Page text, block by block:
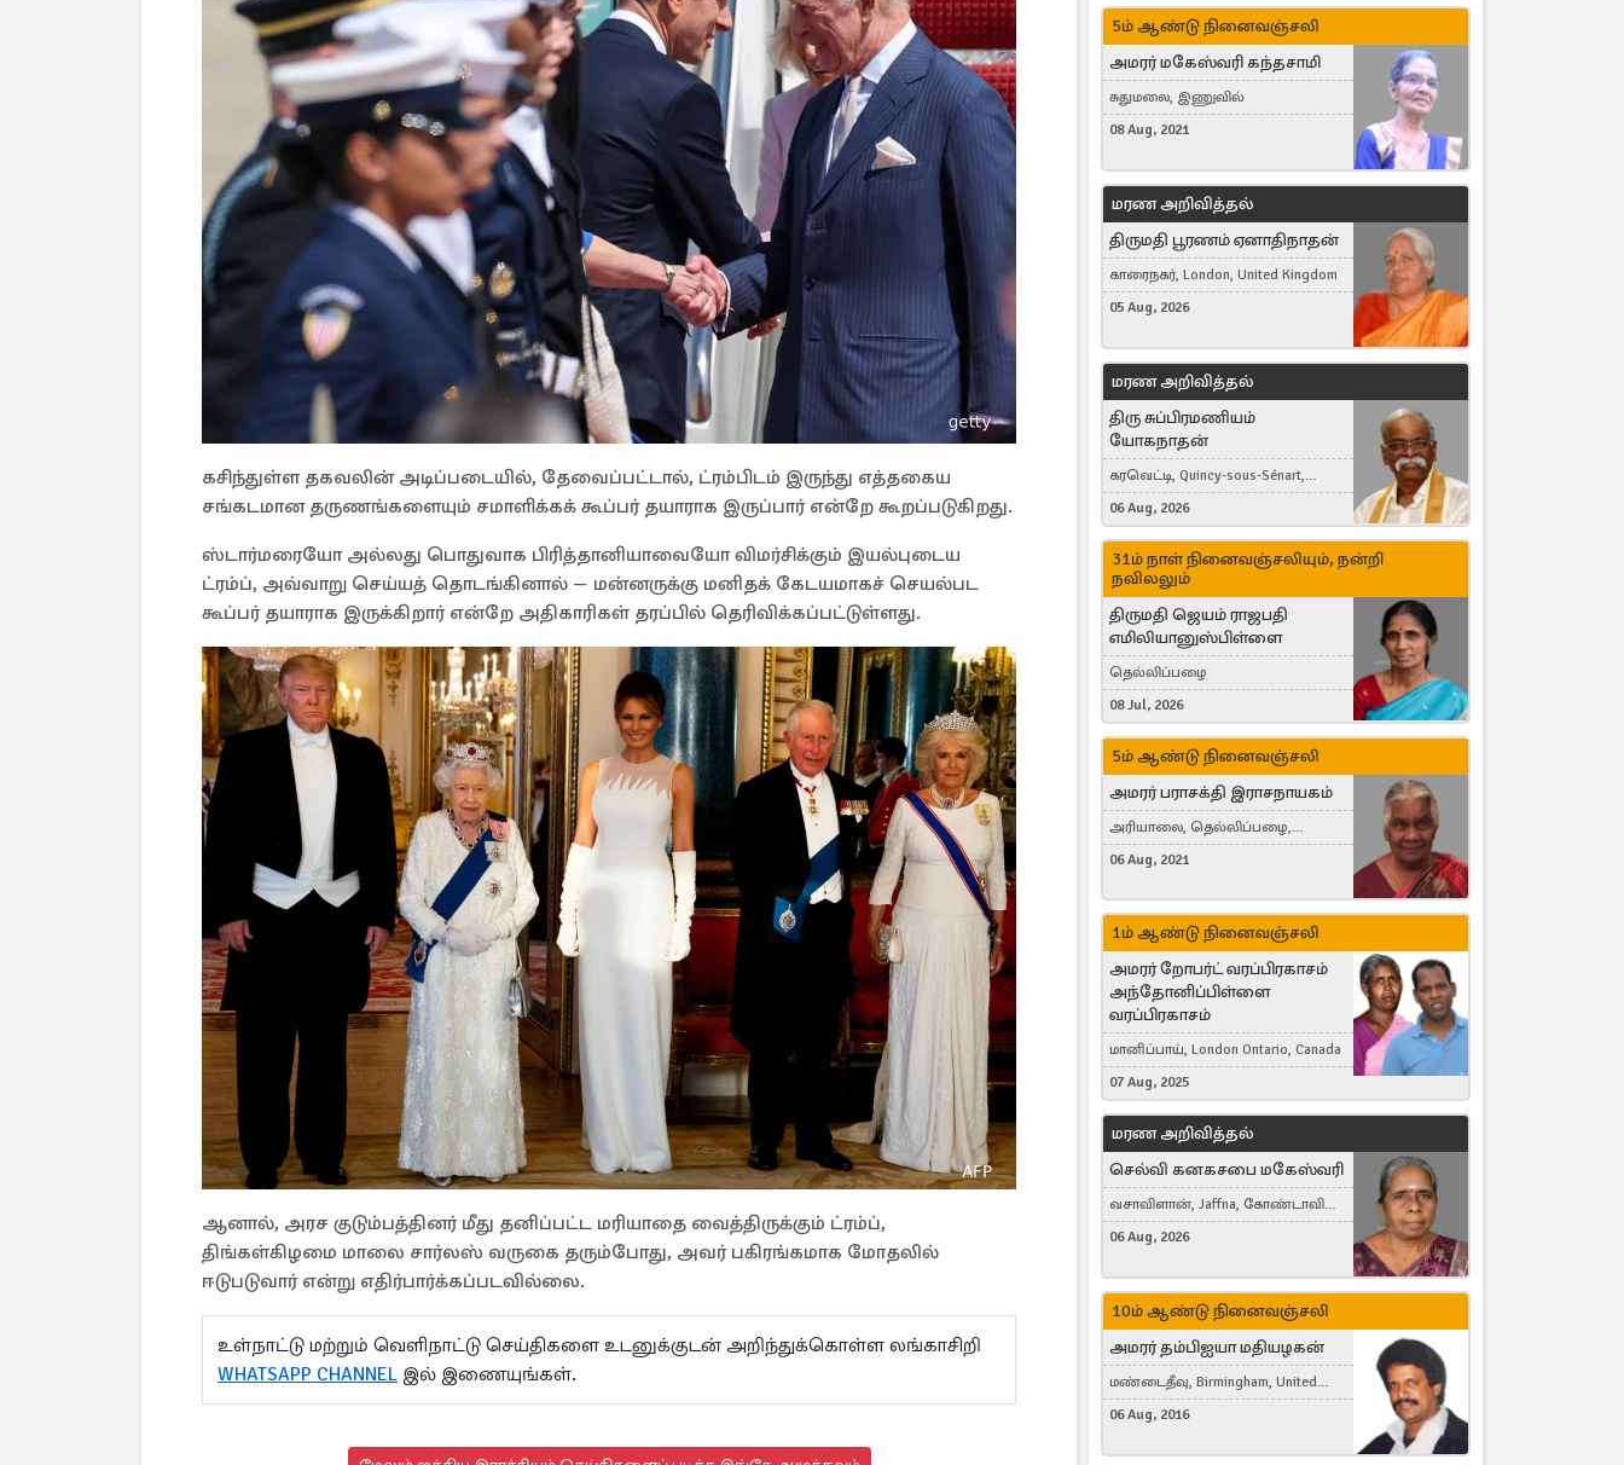
கசிந்துள்ள தகவலின் அடிப்படையில், தேவைப்பட்டால், ட்ரம்பிடம் இருந்து எத்தகைய
சங்கடமான தருணங்களையும் சமாளிக்கக் கூப்பர் தயாராக இருப்பார் என்றே கூறப்படுகிறது.
ஸ்டார்மரையோ அல்லது பொதுவாக பிரித்தானியாவையோ விமர்சிக்கும் இயல்புடைய
ட்ரம்ப், அவ்வாறு செய்யத் தொடங்கினால் — மன்னருக்கு மனிதக் கேடயமாகச் செயல்பட
கூப்பர் தயாராக இருக்கிறார் என்றே அதிகாரிகள் தரப்பில் தெரிவிக்கப்பட்டுள்ளது.
ஆனால், அரச குடும்பத்தினர் மீது தனிப்பட்ட மரியாதை வைத்திருக்கும் ட்ரம்ப்,
திங்கள்கிழமை மாலை சார்லஸ் வருகை தரும்போது, ​​அவர் பகிரங்கமாக மோதலில்
ஈடுபடுவார் என்று எதிர்பார்க்கப்படவில்லை.
உள்நாட்டு மற்றும் வெளிநாட்டு செய்திகளை உடனுக்குடன் அறிந்துக்கொள்ள லங்காசிறி
WHATSAPP CHANNEL இல் இணையுங்கள்.
5ம் ஆண்டு நினைவஞ்சலி
அமரர் மகேஸ்வரி கந்தசாமி
சுதுமலை, இணுவில்
08 Aug, 2021
மரண அறிவித்தல்
திருமதி பூரணம் ஏனாதிநாதன்
காரைநகர், London, United Kingdom
05 Aug, 2026
மரண அறிவித்தல்
திரு சுப்பிரமணியம்
யோகநாதன்
கரவெட்டி, Quincy-sous-Sénart,
France
06 Aug, 2026
31ம் நாள் நினைவஞ்சலியும், நன்றி
நவிலலும்
திருமதி ஜெயம் ராஜபதி
எமிலியானுஸ்பிள்ளை
தெல்லிப்பழை
08 Jul, 2026
5ம் ஆண்டு நினைவஞ்சலி
அமரர் பராசக்தி இராசநாயகம்
அரியாலை, தெல்லிப்பழை,
Montreal, Canada
06 Aug, 2021
1ம் ஆண்டு நினைவஞ்சலி
அமரர் றோபர்ட் வரப்பிரகாசம்
அந்தோனிப்பிள்ளை
வரப்பிரகாசம்
மானிப்பாய், London Ontario, Canada
07 Aug, 2025
மரண அறிவித்தல்
செல்வி கனகசபை மகேஸ்வரி
வசாவிளான், Jaffna, கோண்டாவில்
கிழக்கு
06 Aug, 2026
10ம் ஆண்டு நினைவஞ்சலி
அமரர் தம்பிஐயா மதியழகன்
மண்டைதீவு, Birmingham, United
Kingdom
06 Aug, 2016